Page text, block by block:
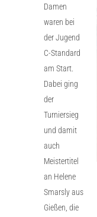
Damen
waren bei
der Jugend
C-Standard
am Start.
Dabei ging
der
Turniersieg
und damit
auch
Meistertitel
an Helene
Smarsly aus
Gießen, die